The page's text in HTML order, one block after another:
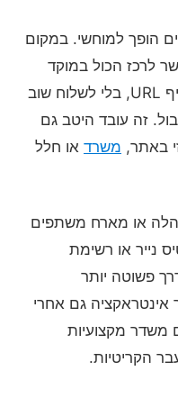
הופך למוחשי. במקום
לרכז הכול במוקד
דיגיטלי אחד שמתעדכן בלי להחליף URL, בלי לשלוח שוב
זה עובד היטב גם
באתר, משרד או חלל
או מארח משתפים
נייר או רשימת
פשוטה יותר
גם אחרי
משדר מקצועיות
הקריטיות.